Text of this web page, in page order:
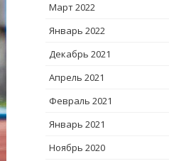
Март 2022
Январь 2022
Декабрь 2021
Апрель 2021
Февраль 2021
Январь 2021
Ноябрь 2020